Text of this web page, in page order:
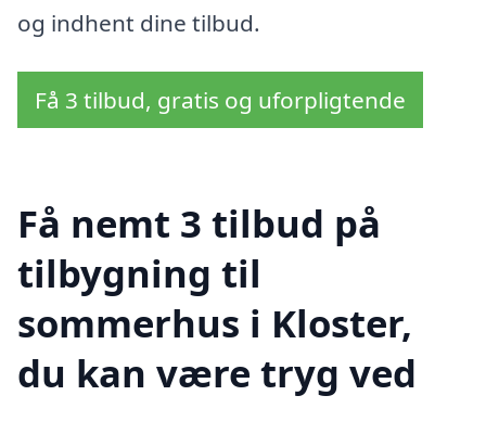
og indhent dine tilbud.
Få 3 tilbud, gratis og uforpligtende
Få nemt 3 tilbud på
tilbygning til
sommerhus i Kloster,
du kan være tryg ved